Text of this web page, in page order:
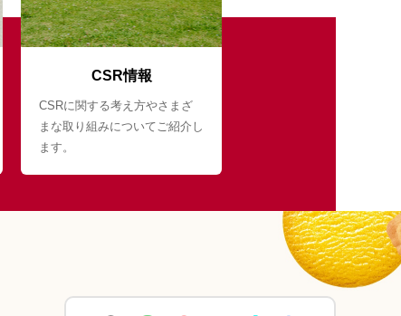
CSR情報
CSRに関する考え方やさまざ
まな取り組みについてご紹介し
ます。